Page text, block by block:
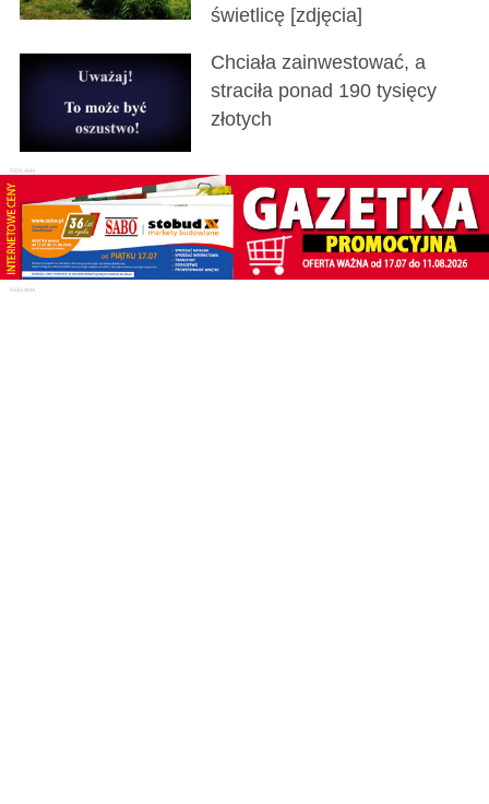
świetlicę [zdjęcia]
Chciała zainwestować, a
straciła ponad 190 tysięcy
złotych